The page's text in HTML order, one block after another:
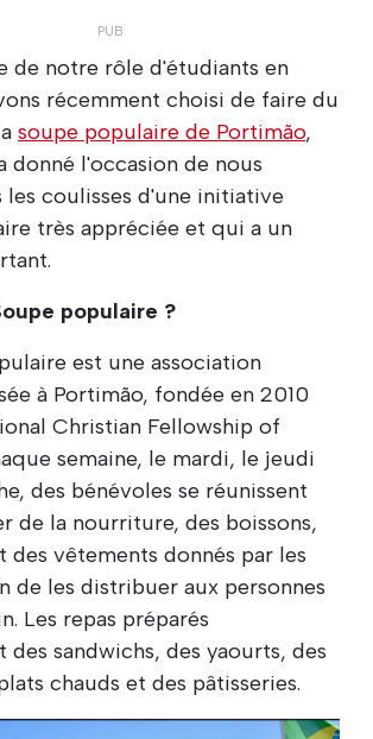
de notre rôle d'étudiants en
récemment choisi de faire du
soupe populaire de Portimão,
donné l'occasion de nous
les coulisses d'une initiative
très appréciée et qui a un
populaire ?
est une association
à Portimão, fondée en 2010
Christian Fellowship of
semaine, le mardi, le jeudi
des bénévoles se réunissent
de la nourriture, des boissons,
des vêtements donnés par les
de les distribuer aux personnes
Les repas préparés
des sandwichs, des yaourts, des
chauds et des pâtisseries.